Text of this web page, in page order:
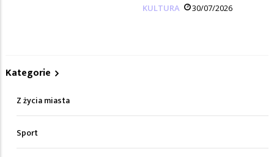
KULTURA 30/07/2026
Kategorie
Z życia miasta
Sport